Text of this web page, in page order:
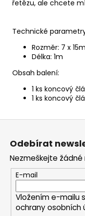
řetězu, ale chcete
Technické
Rozměr: 7 x
Délka: 1m
Obsah balení:
1 ks koncový
1 ks koncový
Z
Odebírat
Nezmeškejte žádné
E-mail
Vložením e-mailu
ochrany osobních